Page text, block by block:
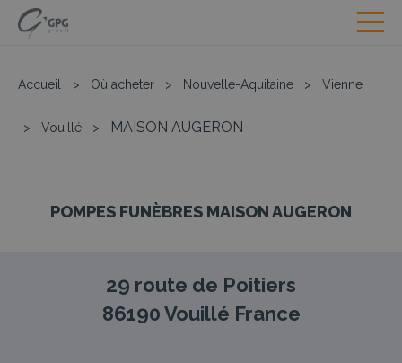
Accueil > Où acheter > Nouvelle-Aquitaine > Vienne
> Vouillé > MAISON AUGERON
POMPES FUNÈBRES MAISON AUGERON
29 route de Poitiers
86190Vouillé France